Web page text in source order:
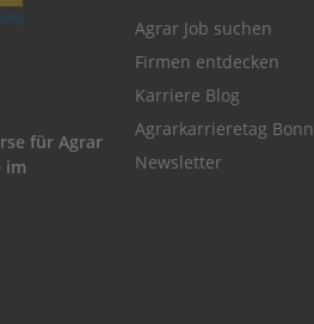
für Agrar
im
Agrar Job suchen
Firmen entdecken
Karriere Blog
Agrarkarrieretag Bonn
Newsletter